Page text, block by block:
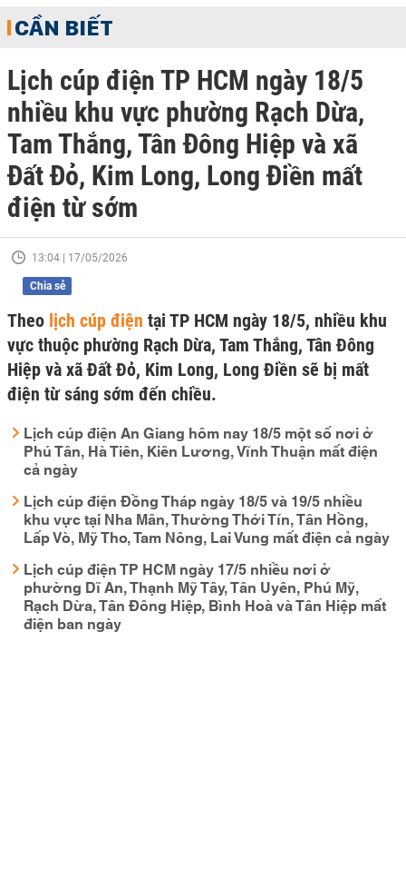
CẦN BIẾT
Lịch cúp điện TP HCM ngày 18/5
nhiều khu vực phường Rạch Dừa,
Tam Thắng, Tân Đông Hiệp và xã
Đất Đỏ, Kim Long, Long Điền mất
điện từ sớm
13:04 | 17/05/2026
Chia sẻ
Theo lịch cúp điện tại TP HCM ngày 18/5, nhiều khu
vực thuộc phường Rạch Dừa, Tam Thắng, Tân Đông
Hiệp và xã Đất Đỏ, Kim Long, Long Điền sẽ bị mất
điện từ sáng sớm đến chiều.
Lịch cúp điện An Giang hôm nay 18/5 một số nơi ở
Phú Tân, Hà Tiên, Kiên Lương, Vĩnh Thuận mất điện
cả ngày
Lịch cúp điện Đồng Tháp ngày 18/5 và 19/5 nhiều
khu vực tại Nha Mân, Thường Thới Tín, Tân Hồng,
Lấp Vò, Mỹ Tho, Tam Nông, Lai Vung mất điện cả ngày
Lịch cúp điện TP HCM ngày 17/5 nhiều nơi ở
phường Dĩ An, Thạnh Mỹ Tây, Tân Uyên, Phú Mỹ,
Rạch Dừa, Tân Đông Hiệp, Bình Hoà và Tân Hiệp mất
điện ban ngày